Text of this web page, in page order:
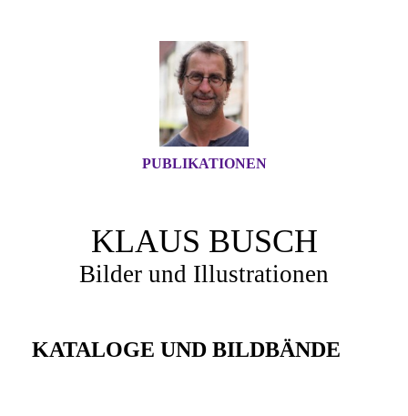
PUBLIKATIONEN
KLAUS BUSCH
Bilder und Illustrationen
KATALOGE UND BILDBÄNDE